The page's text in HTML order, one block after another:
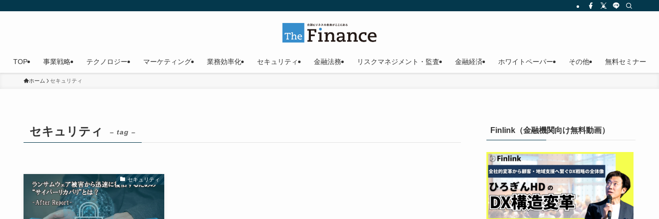
TOP 事業戦略 テクノロジー マーケティング 業務効率化 セキュリティ 金融法務 リスクマネジメント・監査 金融経済 ホワイトペーパー その他 無料セミナー
ホーム セキュリティ
セキュリティ – tag –
セキュリティ
Finlink（金融機関向け無料動画）